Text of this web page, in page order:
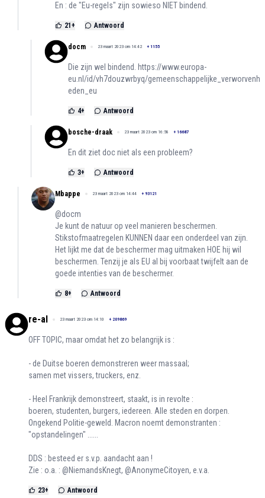
En : de "Eu-regels" zijn sowieso NIET bindend.
21 + Antwoord
docm 23 maart 2023 om 14:42 + 1155
Die zijn wel bindend. https://www.europa-
eu.nl/id/vh7douzwrbyq/gemeenschappelijke_verworvenh
eden_eu
4+ Antwoord
bosche-draak 23 maart 2023 om 16:58 + 16687
En dit ziet doc niet als een probleem?
3+ Antwoord
Mbappe 23 maart 2023 om 14:44 + 93121
@docm
Je kunt de natuur op veel manieren beschermen.
Stikstofmaatregelen KUNNEN daar een onderdeel van zijn.
Het lijkt me dat de beschermer mag uitmaken HOE hij wil
beschermen. Tenzij je als EU al bij voorbaat twijfelt aan de
goede intenties van de beschermer.
8+ Antwoord
re-al 23 maart 2023 om 14:10 + 209869
OFF TOPIC, maar omdat het zo belangrijk is :
- de Duitse boeren demonstreren weer massaal;
samen met vissers, truckers, enz.
- Heel Frankrijk demonstreert, staakt, is in revolte :
boeren, studenten, burgers, iedereen. Alle steden en dorpen.
Ongekend Politie-geweld. Macron noemt demonstranten :
"opstandelingen" ......
DDS : besteed er s.v.p. aandacht aan !
Zie : o.a. : @NiemandsKnegt, @AnonymeCitoyen, e.v.a.
23+ Antwoord